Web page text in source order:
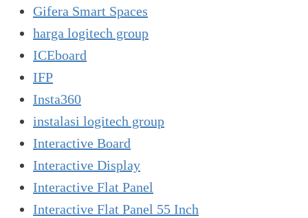
Gifera Smart Spaces
harga logitech group
ICEboard
IFP
Insta360
instalasi logitech group
Interactive Board
Interactive Display
Interactive Flat Panel
Interactive Flat Panel 55 Inch